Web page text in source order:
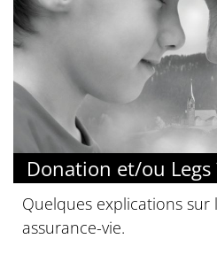
Donation et/ou Legs
Quelques explications sur
assurance-vie.